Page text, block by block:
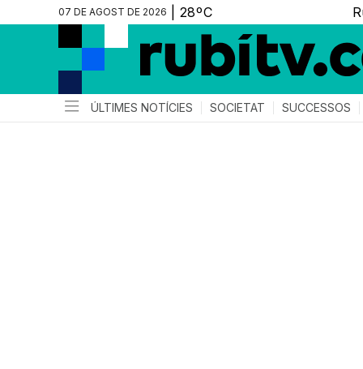
07 DE AGOST DE 2026
ÚLTIMES NOTÍCIES SOCIETAT SUCCESSOS